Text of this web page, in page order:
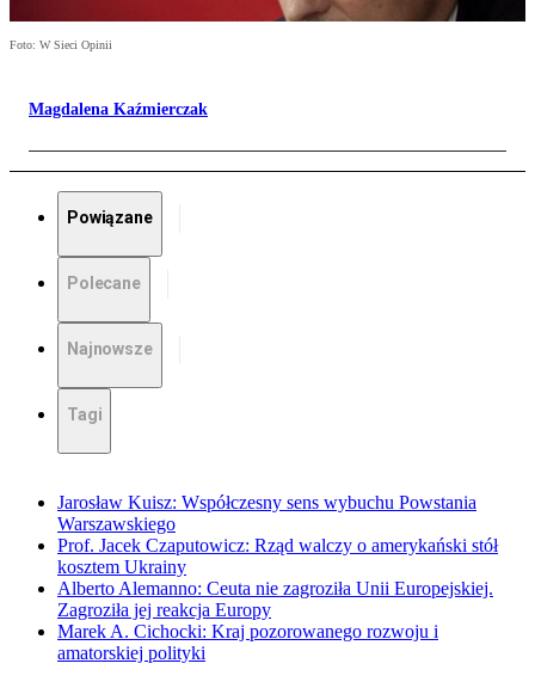
Foto: W Sieci Opinii
Magdalena Kaźmierczak
Powiązane
Polecane
Najnowsze
Tagi
Jarosław Kuisz: Współczesny sens wybuchu Powstania
Warszawskiego
Prof. Jacek Czaputowicz: Rząd walczy o amerykański stół
kosztem Ukrainy
Alberto Alemanno: Ceuta nie zagroziła Unii Europejskiej.
Zagroziła jej reakcja Europy
Marek A. Cichocki: Kraj pozorowanego rozwoju i
amatorskiej polityki